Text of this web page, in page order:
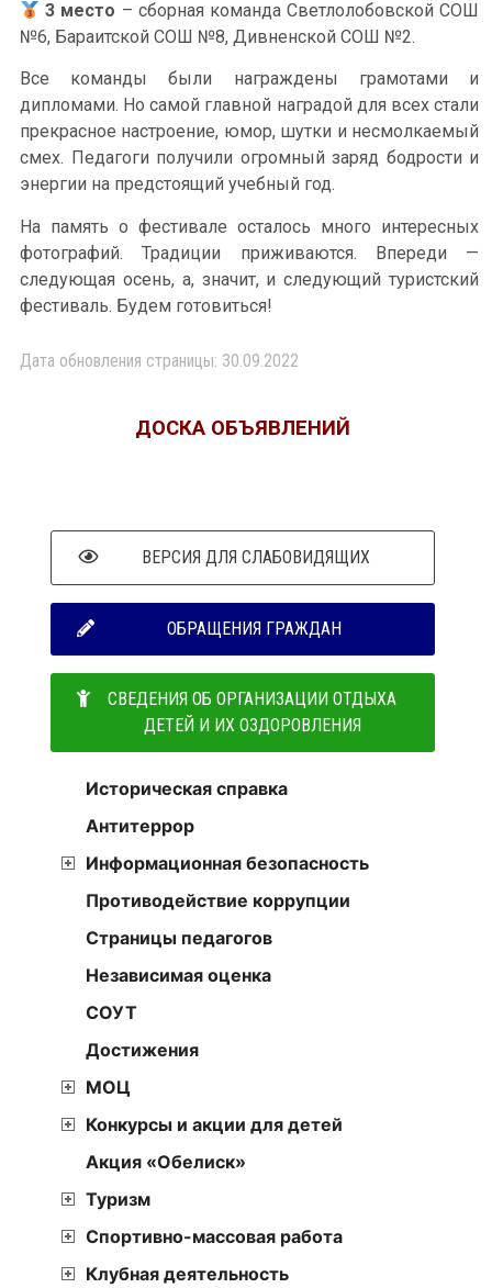
3 место – сборная команда Светлолобовской СОШ
№6, Бараитской СОШ №8, Дивненской СОШ №2.
Все команды были награждены грамотами и
дипломами. Но самой главной наградой для всех стали
прекрасное настроение, юмор, шутки и несмолкаемый
смех. Педагоги получили огромный заряд бодрости и
энергии на предстоящий учебный год.
На память о фестивале осталось много интересных
фотографий. Традиции приживаются. Впереди —
следующая осень, а, значит, и следующий туристский
фестиваль. Будем готовиться!
Дата обновления страницы: 30.09.2022
ДОСКА ОБЪЯВЛЕНИЙ
ВЕРСИЯ ДЛЯ СЛАБОВИДЯЩИХ
ОБРАЩЕНИЯ ГРАЖДАН
СВЕДЕНИЯ ОБ ОРГАНИЗАЦИИ ОТДЫХА
ДЕТЕЙ И ИХ ОЗДОРОВЛЕНИЯ
Историческая справка
Антитеррор
Информационная безопасность
Противодействие коррупции
Страницы педагогов
Независимая оценка
СОУТ
Достижения
МОЦ
Конкурсы и акции для детей
Акция «Обелиск»
Туризм
Спортивно-массовая работа
Клубная деятельность